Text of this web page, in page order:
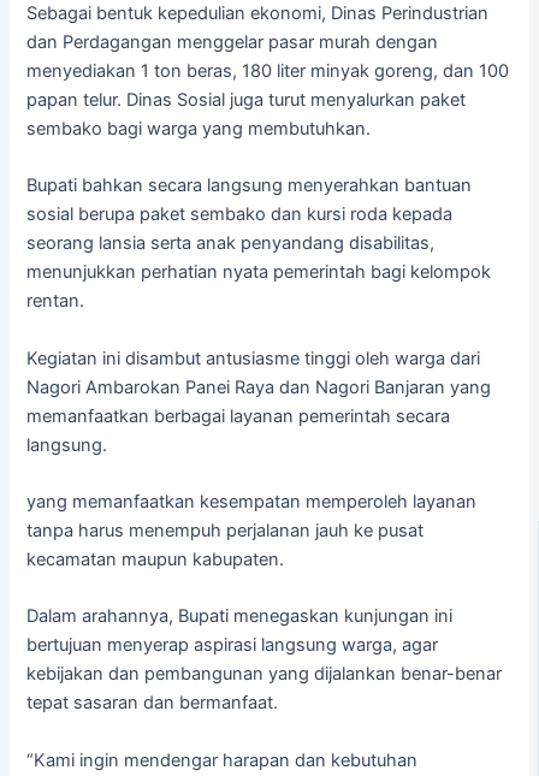
Sebagai bentuk kepedulian ekonomi, Dinas Perindustrian
dan Perdagangan menggelar pasar murah dengan
menyediakan 1 ton beras, 180 liter minyak goreng, dan 100
papan telur. Dinas Sosial juga turut menyalurkan paket
sembako bagi warga yang membutuhkan.
Bupati bahkan secara langsung menyerahkan bantuan
sosial berupa paket sembako dan kursi roda kepada
seorang lansia serta anak penyandang disabilitas,
menunjukkan perhatian nyata pemerintah bagi kelompok
rentan.
Kegiatan ini disambut antusiasme tinggi oleh warga dari
Nagori Ambarokan Panei Raya dan Nagori Banjaran yang
memanfaatkan berbagai layanan pemerintah secara
langsung.
yang memanfaatkan kesempatan memperoleh layanan
tanpa harus menempuh perjalanan jauh ke pusat
kecamatan maupun kabupaten.
Dalam arahannya, Bupati menegaskan kunjungan ini
bertujuan menyerap aspirasi langsung warga, agar
kebijakan dan pembangunan yang dijalankan benar-benar
tepat sasaran dan bermanfaat.
“Kami ingin mendengar harapan dan kebutuhan